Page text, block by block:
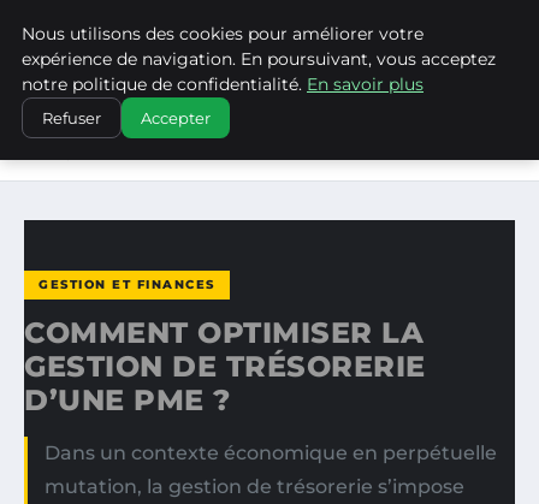
LA VANGUARDIA DEL SUR
ACCUEIL
GESTION ET FINANCES
COMMENT OPTIMISER LA GESTION DE TRÉSORERIE D’UNE
GESTION ET FINANCES
COMMENT OPTIMISER LA
GESTION DE TRÉSORERIE
D’UNE PME ?
Dans un contexte économique en perpétuelle
mutation, la gestion de trésorerie s’impose
Nous utilisons des cookies pour améliorer votre
expérience de navigation. En poursuivant, vous acceptez
notre politique de confidentialité. En savoir plus
Refuser Accepter